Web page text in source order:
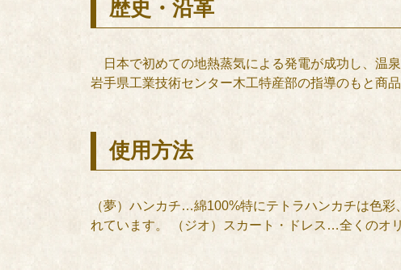
歴史・沿革
日本で初めての地熱蒸気による発電が成功し、温
岩手県工業技術センター木工特産部の指導のもと商
使用方法
（夢）ハンカチ…綿100%特にテトラハンカチは色
れています。 （ジオ）スカート・ドレス…全くのオ